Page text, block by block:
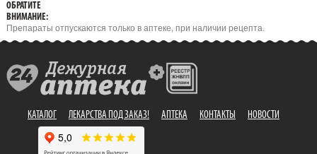
ОБРАТИТЕ
ВНИМАНИЕ:
Препараты отпускаются только в аптеке, при наличии рецепта.
КАТАЛОГ ЛЕКАРСТВА ПОД ЗАКАЗ! АПТЕКА КОНТАКТЫ НОВОСТИ